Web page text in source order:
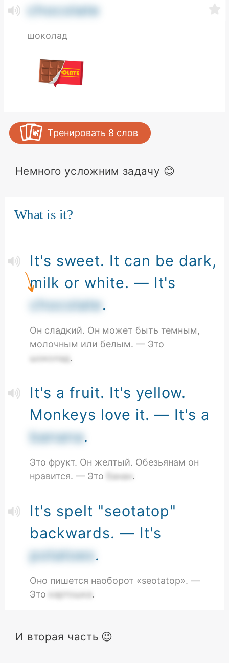
chocolate
шоколад
Тренировать 8 слов
Немного усложним задачу 😊
What is it?
It's sweet. It can be dark,
milk or white. — It's
chocolate.
Он сладкий. Он может быть темным,
молочным или белым. — Это
шоколад.
It's a fruit. It's yellow.
Monkeys love it. — It's a
banana.
Это фрукт. Он желтый. Обезьянам он
нравится. — Это
банан .
It's spelt "seotatop"
backwards. — It's
potatoes.
Оно пишется наоборот «seotatop». —
Это картошка.
И вторая часть 😉